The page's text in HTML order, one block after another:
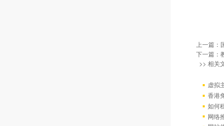
上一篇：
下一篇：
>> 相关
虚拟
香港
如何
网络